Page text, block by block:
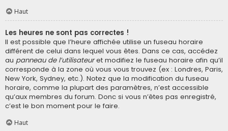
Haut
Les heures ne sont pas correctes !
Il est possible que l’heure affichée utilise un fuseau horaire
différent de celui dans lequel vous êtes. Dans ce cas, accédez
au panneau de l’utilisateuret modifiez le fuseau horaire afin qu’il
corresponde à la zone où vous vous trouvez (ex : Londres, Paris,
New York, Sydney, etc.). Notez que la modification du fuseau
horaire, comme la plupart des paramètres, n’est accessible
qu’aux membres du forum. Donc si vous n’êtes pas enregistré,
c’est le bon moment pour le faire.
Haut